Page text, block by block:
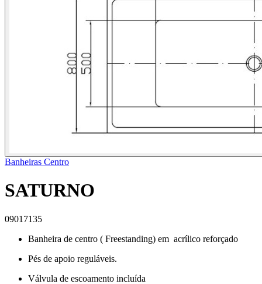
Banheiras Centro
SATURNO
09017135
Banheira de centro ( Freestanding) em acrílico reforçado
Pés de apoio reguláveis.
Válvula de escoamento incluída